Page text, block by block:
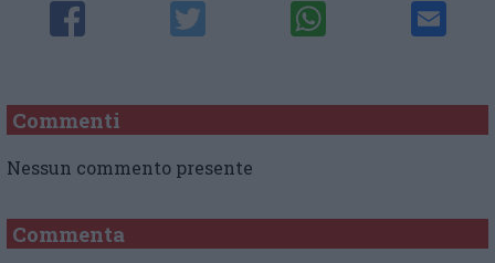
Commenti
Nessun commento presente
Commenta